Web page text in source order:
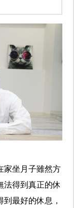
家坐月子雖然方
法得到真正的休
最好的休息，